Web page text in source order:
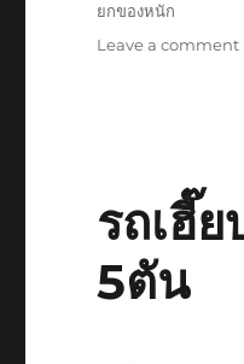
ยกของหนัก
Leave a comment
รถเฮี๊
5ตัน